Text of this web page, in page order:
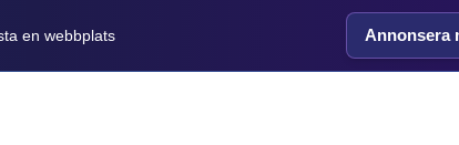
en webbplats Annonsera